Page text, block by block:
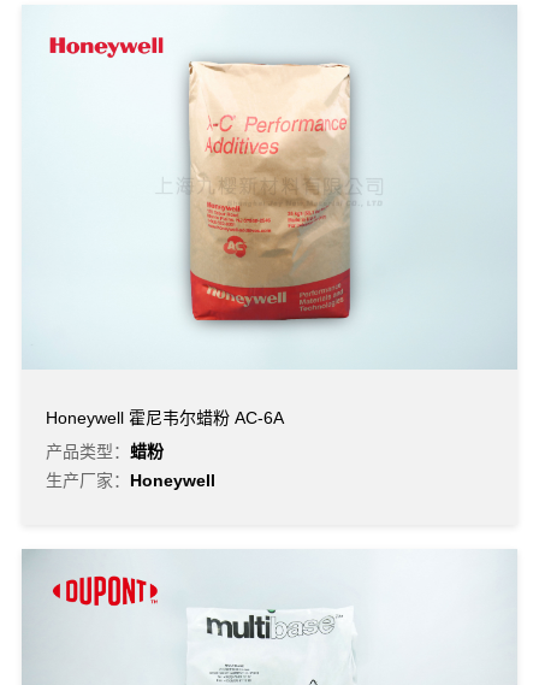
Honeywell 霍尼韦尔蜡粉 AC-6A
产品类型： 蜡粉
生产厂家： Honeywell